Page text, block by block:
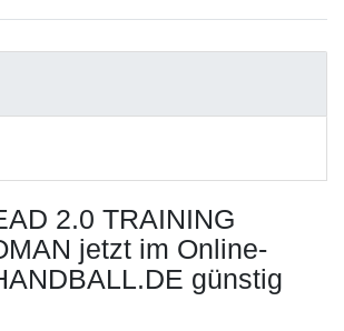
2.0 TRAINING
jetzt im Online-
günstig